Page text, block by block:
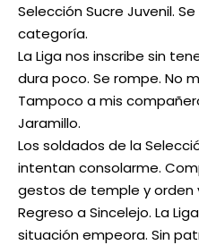
Selección Sucre Juvenil.
categoría.
La Liga nos inscribe sin
dura poco. Se rompe. No
Tampoco a mis
Jaramillo.
Los soldados de la
intentan consolarme.
gestos de temple y orden
Regreso a Sincelejo. La
situación empeora. Sin